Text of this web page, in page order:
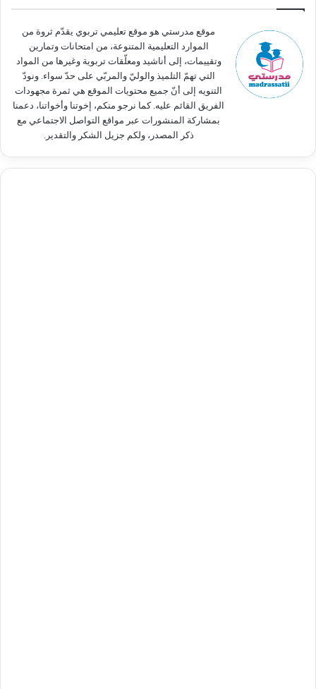
ن
موقع مدرستي هو موقع تعليمي تربوي يقدّم ثروة من
الموارد التعليمية المتنوعة، من امتحانات وتمارين
وتقييمات، إلى أناشيد ومعلّقات تربوية وغيرها من المواد
التي تهمّ التلميذ والوليّ والمربّي على حدّ سواء. ونودّ
التنويه إلى أنّ جميع محتويات الموقع هي ثمرة مجهودات
الفريق القائم عليه. كما نرجو منكم، إخوتنا وأخواتنا، دعمنا
بمشاركة المنشورات عبر مواقع التواصل الاجتماعي مع
ذكر المصدر، ولكم جزيل الشكر والتقدير.